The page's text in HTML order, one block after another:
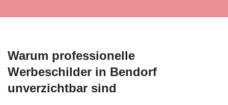
Warum professionelle
Werbeschilder in Bendorf
unverzichtbar sind